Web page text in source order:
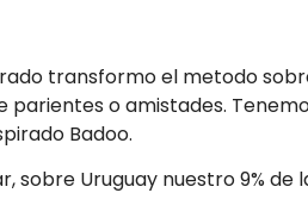
transformo el metodo
parientes o amistades.
Badoo.
Uruguay nuestro 9%